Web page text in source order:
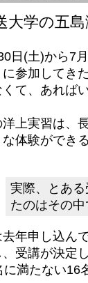
大学の五
日(土)から7
に参加してき
くて、あれば
洋上実習は、
体験ができ
実際、とあ
たのはその中
年申し込ん
受講が決定
に満たない16